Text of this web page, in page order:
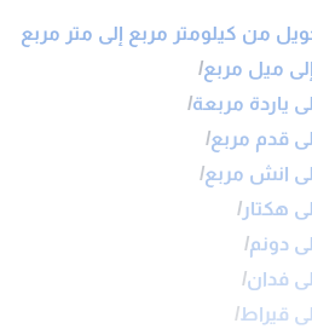
من كيلومتر مربع إلى متر مربع
ميل مربع/
ياردة مربعة/
قدم مربع/
انش مربع/
هكتار/
دونم/
فدان/
قيراط/